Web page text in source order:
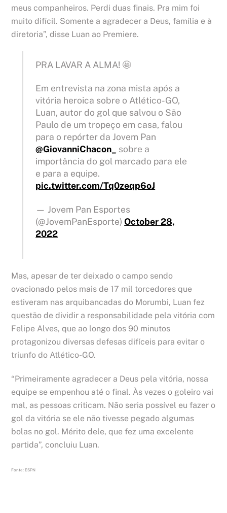
meus companheiros. Perdi duas finais. Pra mim foi
muito difícil. Somente a agradecer a Deus, família e à
diretoria”, disse Luan ao Premiere.
PRA LAVAR A ALMA! 🤩
Em entrevista na zona mista após a
vitória heroica sobre o Atlético-GO,
Luan, autor do gol que salvou o São
Paulo de um tropeço em casa, falou
para o repórter da Jovem Pan
@GiovanniChacon_
sobre a
importância do gol marcado para ele
e para a equipe.
pic.twitter.com/Tq0zeqp6oJ
— Jovem Pan Esportes
(@JovemPanEsporte)October 28,
2022
Mas, apesar de ter deixado o campo sendo
ovacionado pelos mais de 17 mil torcedores que
estiveram nas arquibancadas do Morumbi, Luan fez
questão de dividir a responsabilidade pela vitória com
Felipe Alves, que ao longo dos 90 minutos
protagonizou diversas defesas difíceis para evitar o
triunfo do Atlético-GO.
“Primeiramente agradecer a Deus pela vitória, nossa
equipe se empenhou até o final. Às vezes o goleiro vai
mal, as pessoas criticam. Não seria possível eu fazer o
gol da vitória se ele não tivesse pegado algumas
bolas no gol. Mérito dele, que fez uma excelente
partida”, concluiu Luan.
Fonte: ESPN